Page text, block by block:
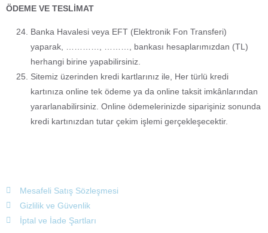
ÖDEME VE TESLİMAT
Banka Havalesi veya EFT (Elektronik Fon Transferi)
yaparak, …………, ………, bankası hesaplarımızdan (TL)
herhangi birine yapabilirsiniz.
Sitemiz üzerinden kredi kartlarınız ile, Her türlü kredi
kartınıza online tek ödeme ya da online taksit imkânlarından
yararlanabilirsiniz. Online ödemelerinizde siparişiniz sonunda
kredi kartınızdan tutar çekim işlemi gerçekleşecektir.
Mesafeli Satış Sözleşmesi
Gizlilik ve Güvenlik
İptal ve İade Şartları